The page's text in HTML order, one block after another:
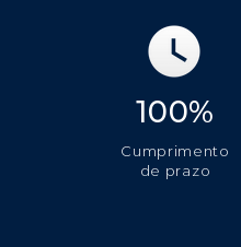
100%
Cumprimento
de prazo